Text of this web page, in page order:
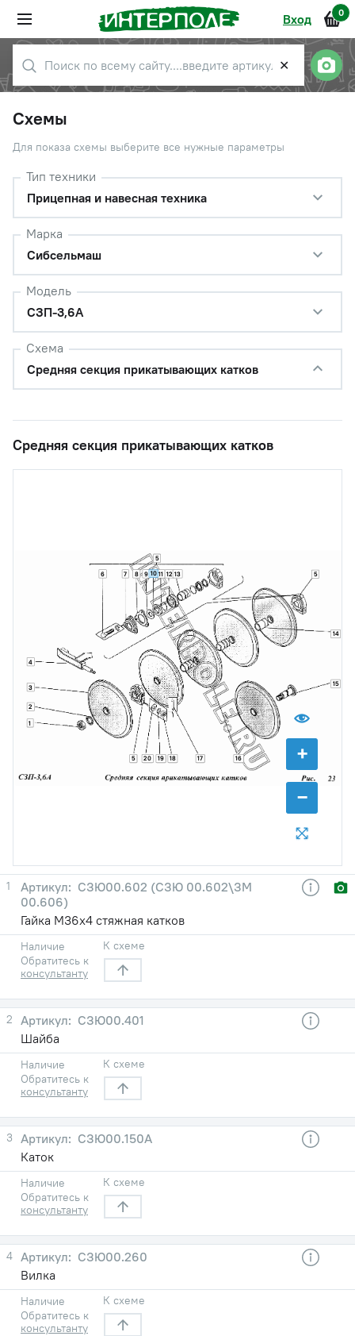
Вход 0
✕
Схемы
Для показа схемы выберите все нужные параметры
Тип техники
Прицепная и навесная техника
Марка
Сибсельмаш
Модель
СЗП-3,6А
Схема
Средняя секция прикатывающих катков
Средняя секция прикатывающих катков
+
−
1
2
3
4
5
5
5
6 7 8 9 10 11 12 13
14
15
16
17
18
19
20
1
СЗЮ00.602 (СЗЮ 00.602\ЗМ
00.606)
Гайка М36х4 стяжная катков
Наличие
Обратитесь к
консультанту
К схеме
2
СЗЮ00.401
Шайба
Наличие
Обратитесь к
консультанту
К схеме
3
СЗЮ00.150А
Каток
Наличие
Обратитесь к
консультанту
К схеме
4
СЗЮ00.260
Вилка
Наличие
Обратитесь к
консультанту
К схеме